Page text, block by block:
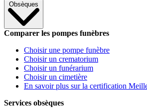
Obsèques
Comparer les pompes funèbres
Choisir une pompe funèbre
Choisir un crematorium
Choisir un funérarium
Choisir un cimetière
En savoir plus sur la certification
Services obsèques